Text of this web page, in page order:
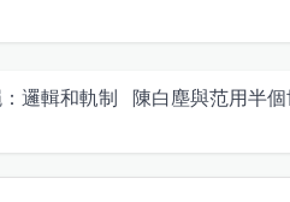
邏輯和軌制 陳白塵與范用半